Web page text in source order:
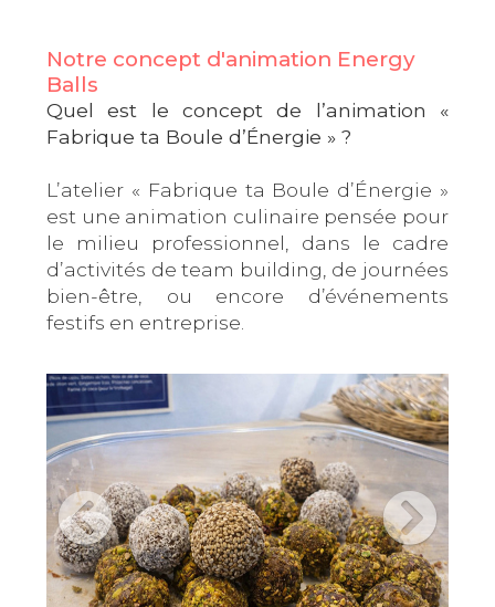
Notre concept d'animation Energy
Balls
Quel est le concept de l’animation «
Fabrique ta Boule d’Énergie » ?
L’atelier « Fabrique ta Boule d’Énergie »
est une animation culinaire pensée pour
le milieu professionnel, dans le cadre
d’activités de team building, de journées
bien-être, ou encore d’événements
festifs en entreprise.
Objectifs :
Favoriser la cohésion d’équipe par une
activité collective, créative et
gourmande
Sensibiliser aux bienfaits d’une
alimentation saine